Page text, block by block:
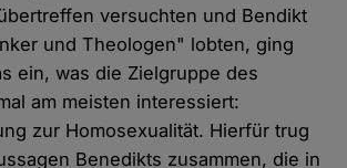
versuchten und Bendikt
und Theologen" lobten, ging
ein, was die Zielgruppe des
am meisten interessiert:
zur Homosexualität. Hierfür trug
Benedikts zusammen, die in